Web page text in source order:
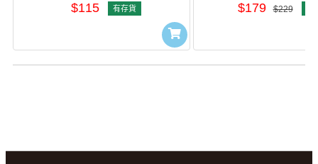
$115 有存貨 $179 $229